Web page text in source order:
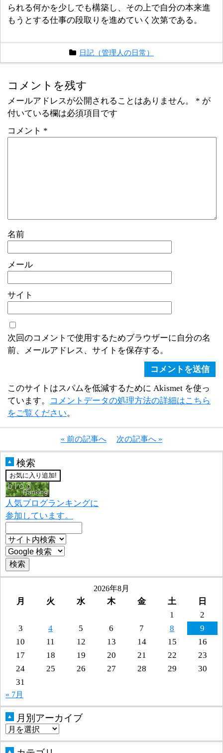
られる何かを少しでも構築し、その上で自分の本来進
もうとする仕事の段取りを進めていく次第である。
日記（管理人の日常）
コメントを残す
メールアドレスが公開されることはありません。 * が
付いている欄は必須項目です
コメント *
名前
メール
サイト
次回のコメントで使用するためブラウザーに自分の名
前、メールアドレス、サイトを保存する。
このサイトはスパムを低減するために Akismet を使っ
ています。
コメントデータの処理方法の詳細はこちら
をご覧ください。
« 前の記事へ 次の記事へ »
▲ 検索
人気ブログランキングに
参加しています。
2026年8月
月 火 水 木 金 土
日
1
2
3
4 5 6 7 8
9
10
11 12 13 14 15
16
17
18 19 20 21 22
23
24
25 26 27 28 29
30
31
« 7月
▲ 月別アーカイブ
▲